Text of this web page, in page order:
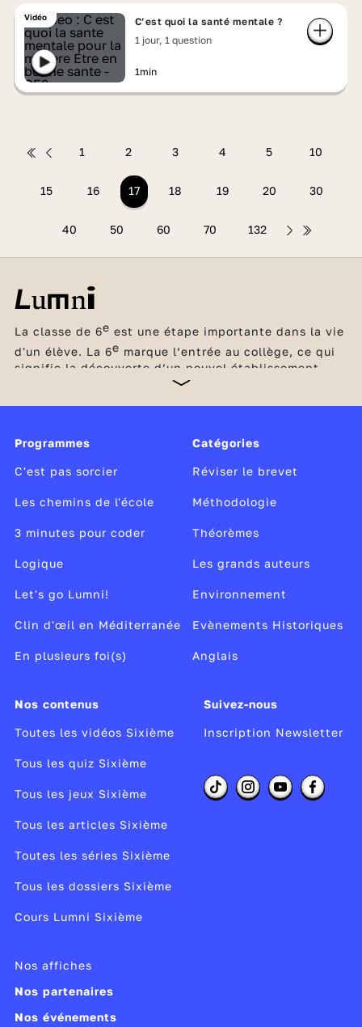
Vidéo
C’est quoi la santé mentale ?
1 jour, 1 question
1min
1 2 3 4 5 10
15 16 17 18 19 20 30
40 50 60 70 132
La classe de 6e est une étape importante dans la vie
d'un élève. La 6e marque l’entrée au collège, ce qui
signifie la découverte d’un nouvel établissement,
d’une nouvelle organisation avec un emploi du
préparés à ce changement dès le début du cycle de
consolidation, le cycle 3, c’est-à-dire en CM1, puis
en CM2.
Programmes
C'est pas sorcier
Les chemins de l'école
3 minutes pour coder
Logique
Let's go Lumni!
Clin d'œil en Méditerranée
En plusieurs foi(s)
Catégories
Réviser le brevet
Méthodologie
Théorèmes
Les grands auteurs
Environnement
Evènements Historiques
Anglais
Nos contenus
Toutes les vidéos Sixième
Tous les quiz Sixième
Tous les jeux Sixième
Tous les articles Sixième
Toutes les séries Sixième
Tous les dossiers Sixième
Cours Lumni Sixième
Suivez-nous
Inscription Newsletter
Nos affiches
Nos partenaires
Nos événements